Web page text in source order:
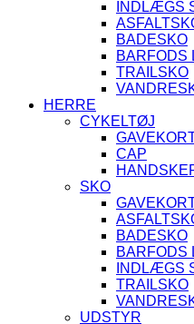
INDLÆGS
BADESKO
BARFODS
TRAILSKO
HERRE
CYKELTØJ
CAP
SKO
BADESKO
BARFODS
INDLÆGS
TRAILSKO
UDSTYR